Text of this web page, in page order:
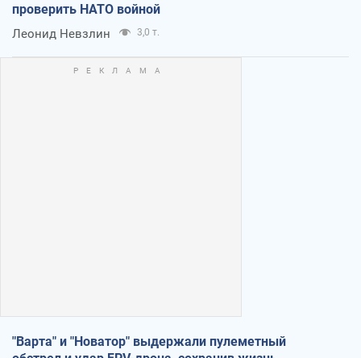
проверить НАТО войной
Леонид Невзлин 3,0 т.
"Варта" и "Новатор" выдержали пулеметный